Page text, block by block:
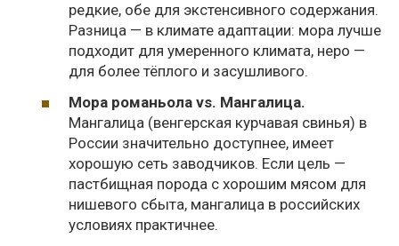
редкие, обе для экстенсивного содержания.
Разница — в климате адаптации: мора лучше
подходит для умеренного климата, неро —
для более тёплого и засушливого.
Мора романьола vs. Мангалица.
Мангалица (венгерская курчавая свинья) в
России значительно доступнее, имеет
хорошую сеть заводчиков. Если цель —
пастбищная порода с хорошим мясом для
нишевого сбыта, мангалица в российских
условиях практичнее.